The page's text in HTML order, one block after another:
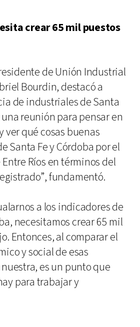
crear 65 mil puestos
de Unión Industrial
Bourdin, destacó a
de industriales de Santa
una reunión para pensar en
ver qué cosas buenas
Santa Fe y Córdoba por el
Ríos en términos del
fundamentó.
a los indicadores de
necesitamos crear 65 mil
Entonces, al comparar el
y social de esas
es un punto que
para trabajar y